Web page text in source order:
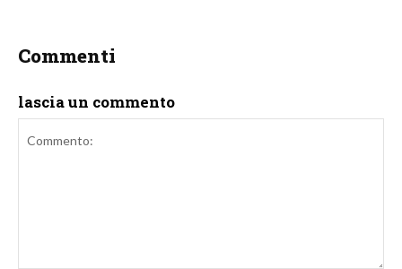
Commenti
lascia un commento